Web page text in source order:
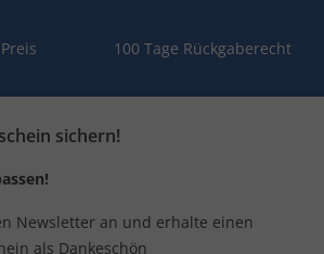
100 Tage Rückgaberecht
sichern!
Newsletter an und erhalte einen
als Dankeschön